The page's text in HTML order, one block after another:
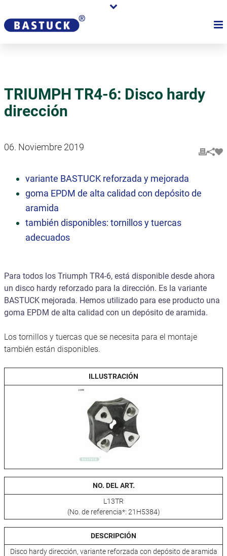
TRIUMPH TR4-6: Disco hardy
dirección
06. Noviembre 2019
variante BASTUCK reforzada y mejorada
goma EPDM de alta calidad con depósito de
aramida
también disponibles: tornillos y tuercas
adecuados
Para todos los Triumph TR4-6, está disponible desde ahora
un disco hardy reforzado para la dirección. Es la variante
BASTUCK mejorada. Hemos utilizado para ese producto una
goma EPDM de alta calidad con un depósito de aramida.
Los tornillos y tuercas que se necesita para el montaje
también están disponibles.
ILLUSTRACIÓN
NO. DEL ART.
L13TR
(No. de referencia*: 21H5384)
DESCRIPCIÓN
Disco hardy dirección, variante reforzada con depósito de aramida